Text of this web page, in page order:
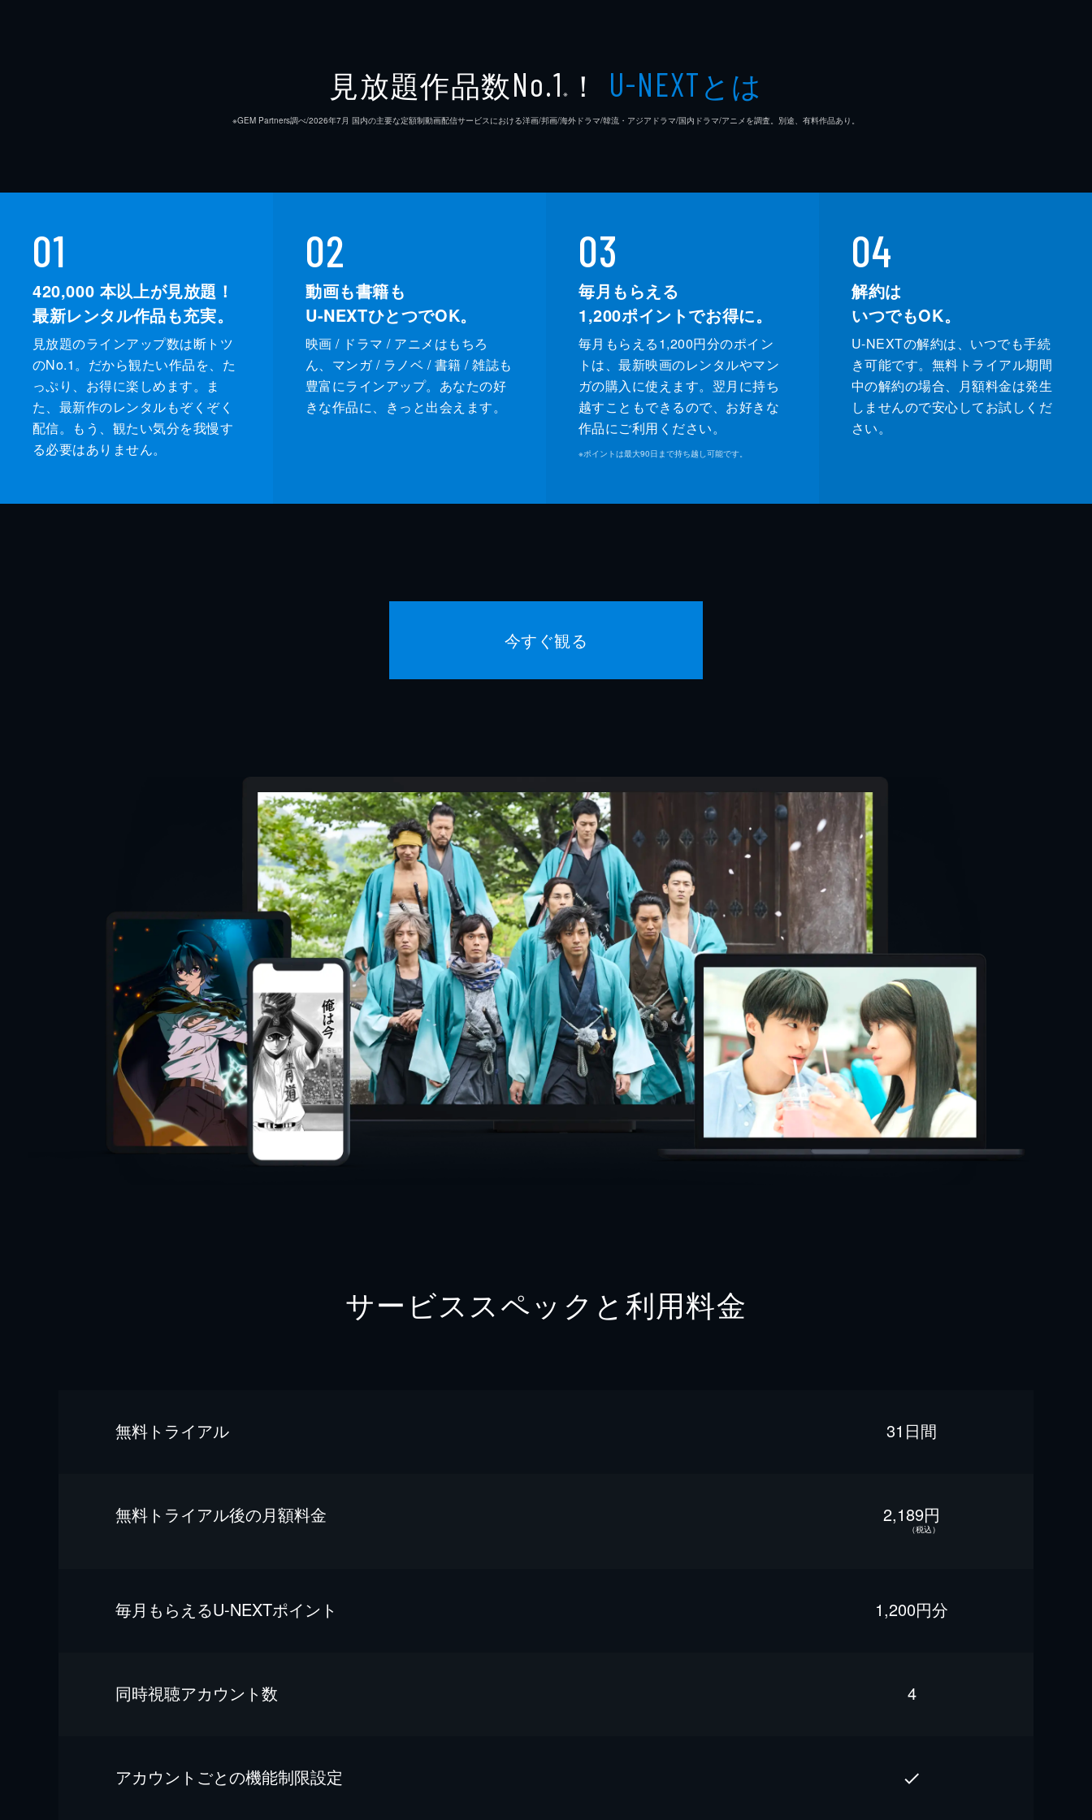
見放題作品数No.1 ※ ！ U-NEXTとは
※GEM Partners調べ/2026年7⽉ 国内の主要な定額制動画配信サービスにおける洋画/邦画/海外ドラマ/韓流・アジアドラマ/国内ドラマ/アニメを調査。別途、有料作品あり。
01
420,000 本以上が見放題！
最新レンタル作品も充実。
見放題のラインアップ数は断トツ
のNo.1。だから観たい作品を、た
っぷり、お得に楽しめます。ま
た、最新作のレンタルもぞくぞく
配信。もう、観たい気分を我慢す
る必要はありません。
02
動画も書籍も
U-NEXTひとつでOK。
映画 / ドラマ / アニメはもちろ
ん、マンガ / ラノベ / 書籍 / 雑誌も
豊富にラインアップ。あなたの好
きな作品に、きっと出会えます。
03
毎月もらえる
1,200ポイントでお得に。
毎月もらえる1,200円分のポイン
トは、最新映画のレンタルやマン
ガの購入に使えます。翌月に持ち
越すこともできるので、お好きな
作品にご利用ください。
※ポイントは最大90日まで持ち越し可能です。
04
解約は
いつでもOK。
U-NEXTの解約は、いつでも手続
き可能です。無料トライアル期間
中の解約の場合、月額料金は発生
しませんので安心してお試しくだ
さい。
今すぐ観る
サービススペックと利用料金
無料トライアル 31日間
無料トライアル後の⽉額料金 2,189円
（税込）
毎⽉もらえるU-NEXTポイント 1,200円分
同時視聴アカウント数 4
アカウントごとの機能制限設定